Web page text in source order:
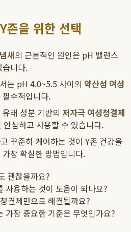
존을 위한 선택
새의 근본적인 원인은 pH 밸런스
습니다.
는 pH 4.0~5.5 사이의 약산성 여성
수적입니다.
래 성분 기반의 저자극 여성청결제
안심하고 사용할 수 있습니다.
꾸준히 케어하는 것이 Y존 건강을
장 확실한 방법입니다.
괜찮을까요?
사용하는 것이 도움이 되나요?
결제만으로 해결될까요?
가장 중요한 기준은 무엇인가요?